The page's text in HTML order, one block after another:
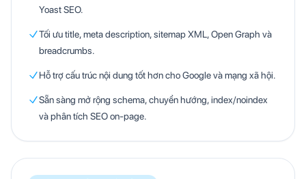
Yoast SEO.
Tối ưu title, meta description, sitemap XML, Open Graph và
breadcrumbs.
Hỗ trợ cấu trúc nội dung tốt hơn cho Google và mạng xã hội.
Sẵn sàng mở rộng schema, chuyển hướng, index/noindex
và phân tích SEO on-page.